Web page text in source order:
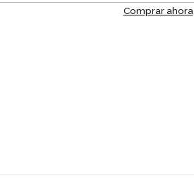
Comprar ahora